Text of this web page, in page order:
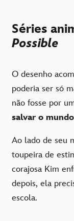
Séries
Possible
O desenho
poderia ser só
não fosse por
salvar o mundo
Ao lado de seu
toupeira de
corajosa Kim
depois, ela
escola.